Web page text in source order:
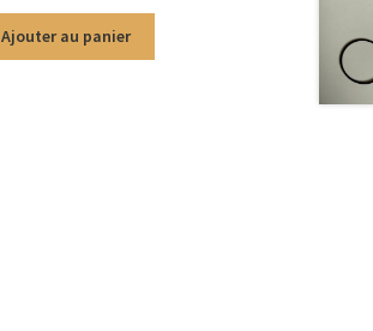
Ajouter au panier